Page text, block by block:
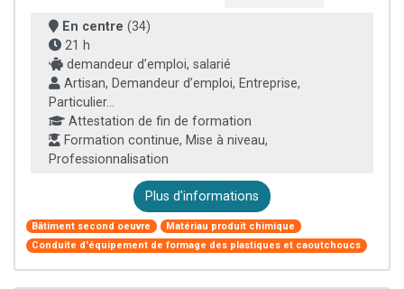
En centre (34)
21 h
demandeur d’emploi, salarié
Artisan, Demandeur d’emploi, Entreprise,
Particulier...
Attestation de fin de formation
Formation continue, Mise à niveau,
Professionnalisation
Plus d'informations
Bâtiment second oeuvre
Matériau produit chimique
Conduite d'équipement de formage des plastiques et caoutchoucs